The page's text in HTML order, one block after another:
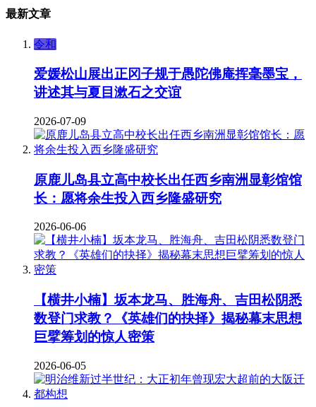
最新文章
令和
爱媛松山展出正冈子规于愚陀佛庵挥毫墨宝，
讲述其与夏目漱石之交谊
2026-07-09
原鹿儿岛县立高中校长出任西乡南洲显彰馆馆
长：愿将余生投入西乡隆盛研究
2026-06-06
【横井小楠】坂本龙马、胜海舟、吉田松阴悉
数登门求教？《英雄们的抉择》揭秘幕末思想
巨擘筹划的惊人密策
2026-06-05